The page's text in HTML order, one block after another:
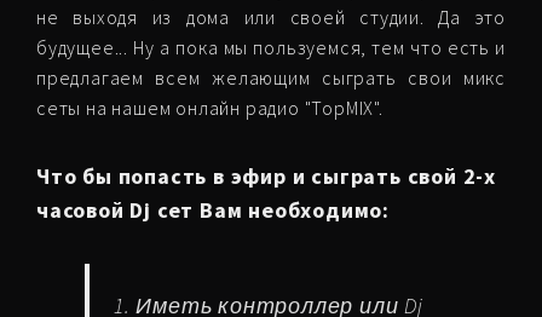
не выходя из дома или своей студии. Да это
будущее... Ну а пока мы пользуемся, тем что есть и
предлагаем всем желающим сыграть свои микс
сеты на нашем онлайн радио "TopMIX".
Что бы попасть в эфир и сыграть свой 2-х
часовой Dj сет Вам необходимо:
1. Иметь контроллер или Dj